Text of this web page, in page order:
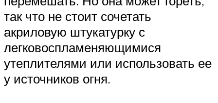
так что не стоит сочетать
акриловую штукатурку с
легковоспламеняющимися
утеплителями или использовать ее
у источников огня.